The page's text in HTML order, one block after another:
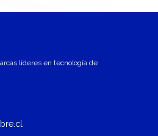
líderes en tecnología de